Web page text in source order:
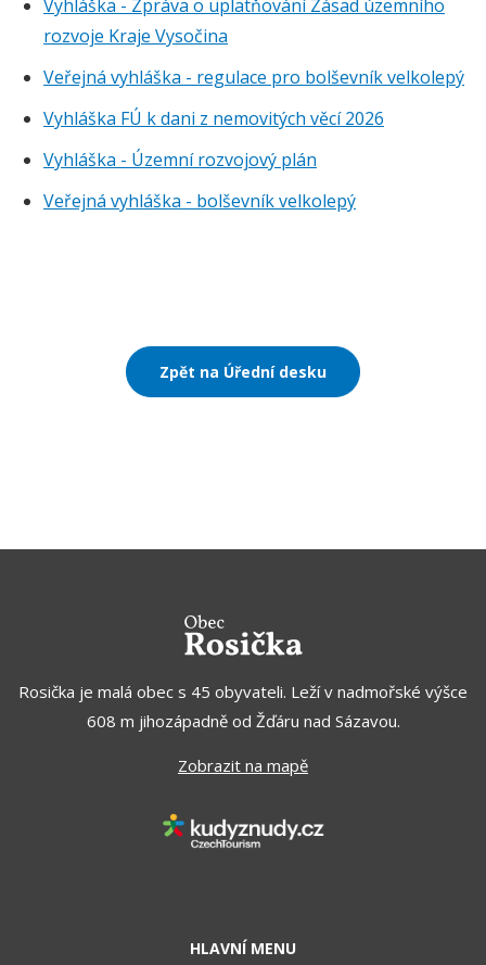
Vyhláška - Zpráva o uplatňování Zásad územního
rozvoje Kraje Vysočina
Veřejná vyhláška - regulace pro bolševník velkolepý
Vyhláška FÚ k dani z nemovitých věcí 2026
Vyhláška - Územní rozvojový plán
Veřejná vyhláška - bolševník velkolepý
Zpět na Úřední desku
Rosička je malá obec s 45 obyvateli. Leží v nadmořské výšce
608 m jihozápadně od Žďáru nad Sázavou.
Zobrazit na mapě
HLAVNÍ MENU